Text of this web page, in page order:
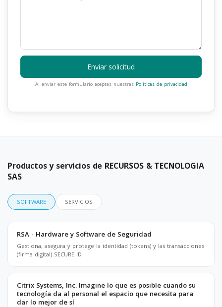
Al enviar este formulario aceptas nuestras Políticas de privacidad
Enviar solicitud
Productos y servicios de RECURSOS & TECNOLOGIA
SAS
SOFTWARE SERVICIOS
RSA - Hardware y Software de Seguridad
Gestiona, asegura y protege la identidad (tokens) y las transacciones
(firma digital) SECURE ID
Citrix Systems, Inc. Imagine lo que es posible cuando su
tecnología da al personal el espacio que necesita para
dar lo mejor de sí